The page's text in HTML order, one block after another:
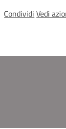
Condividi Vedi